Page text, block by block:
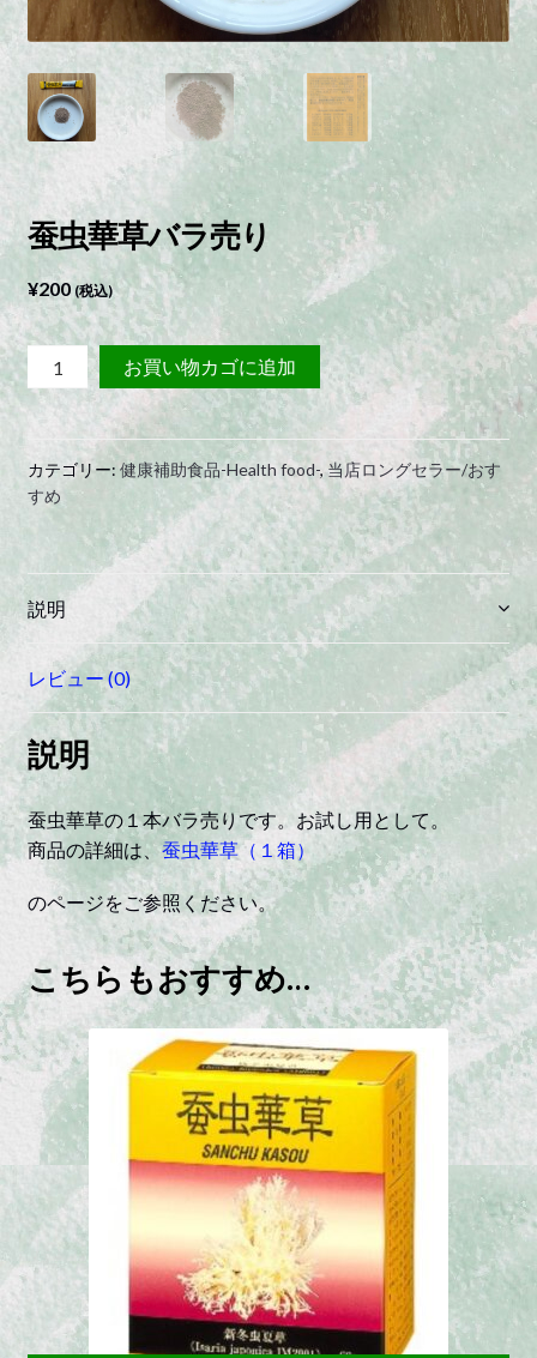
蚕虫華草バラ売り
¥200 (税込)
蚕
虫
華
バ
ラ
り
quantity
お買い物カゴに追加
カテゴリー: 健康補助食品-Health food-,当店ロングセラー/おす
すめ
説明
レビュー (0)
説明
蚕虫華草の１本バラ売りです。お試し用として。
商品の詳細は、蚕虫華草（１箱）
のページをご参照ください。
こちらもおすすめ…